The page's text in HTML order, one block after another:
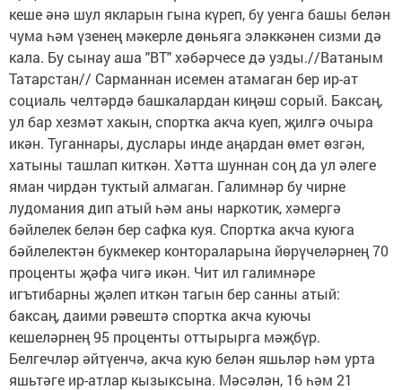
кеше әнә шул якларын гына күреп, бу уенга башы белән
чума һәм үзенең мәкерле дөньяга эләккәнен сизми дә
кала. Бу сынау аша "ВТ" хәбәрчесе дә узды.//Ватаным
Татарстан// Сарманнан исемен атамаган бер ир-ат
социаль челтәрдә башкалардан киңәш сорый. Баксаң,
ул бар хезмәт хакын, спортка акча куеп, җилгә очыра
икән. Туганнары, дуслары инде аңардан өмет өзгән,
хатыны ташлап киткән. Хәтта шуннан соң да ул әлеге
яман чирдән туктый алмаган. Галимнәр бу чирне
лудомания дип атый һәм аны наркотик, хәмергә
бәйлелек белән бер сафка куя. Спортка акча куюга
бәйлелектән букмекер контораларына йөрүчеләрнең 70
проценты җәфа чигә икән. Чит ил галимнәре
игътибарны җәлеп иткән тагын бер санны атый:
баксаң, даими рәвештә спортка акча куючы
кешеләрнең 95 проценты оттырырга мәҗбүр.
Белгечләр әйтүенчә, акча кую белән яшьләр һәм урта
яшьтәге ир-атлар кызыксына. Мәсәлән, 16 һәм 21